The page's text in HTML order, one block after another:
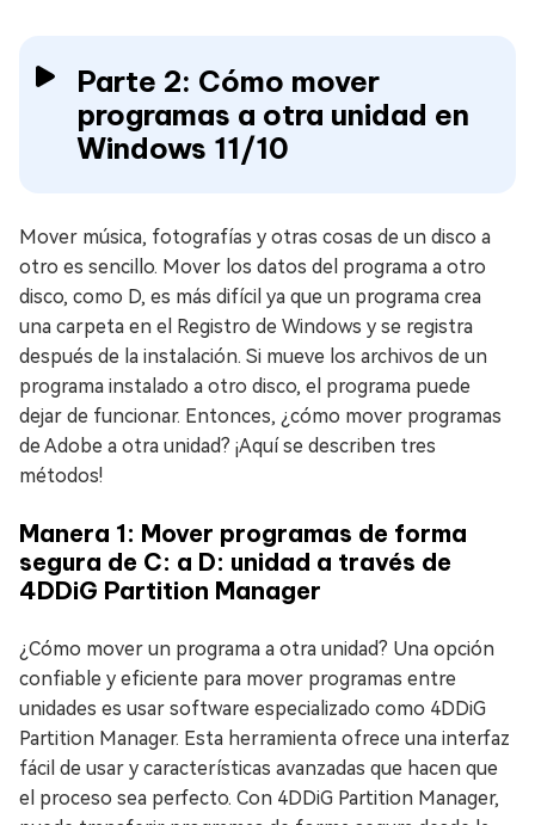
Parte 2: Cómo mover
programas a otra unidad en
Windows 11/10
Mover música, fotografías y otras cosas de un disco a
otro es sencillo. Mover los datos del programa a otro
disco, como D, es más difícil ya que un programa crea
una carpeta en el Registro de Windows y se registra
después de la instalación. Si mueve los archivos de un
programa instalado a otro disco, el programa puede
dejar de funcionar. Entonces, ¿cómo mover programas
de Adobe a otra unidad? ¡Aquí se describen tres
métodos!
Manera 1: Mover programas de forma
segura de C: a D: unidad a través de
4DDiG Partition Manager
¿Cómo mover un programa a otra unidad? Una opción
confiable y eficiente para mover programas entre
unidades es usar software especializado como 4DDiG
Partition Manager. Esta herramienta ofrece una interfaz
fácil de usar y características avanzadas que hacen que
el proceso sea perfecto. Con 4DDiG Partition Manager,